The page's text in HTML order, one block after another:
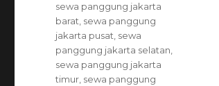
sewa panggung jakarta
barat sewa panggung
jakarta pusat sewa
panggung jakarta selatan
sewa panggung jakarta
timur sewa panggung